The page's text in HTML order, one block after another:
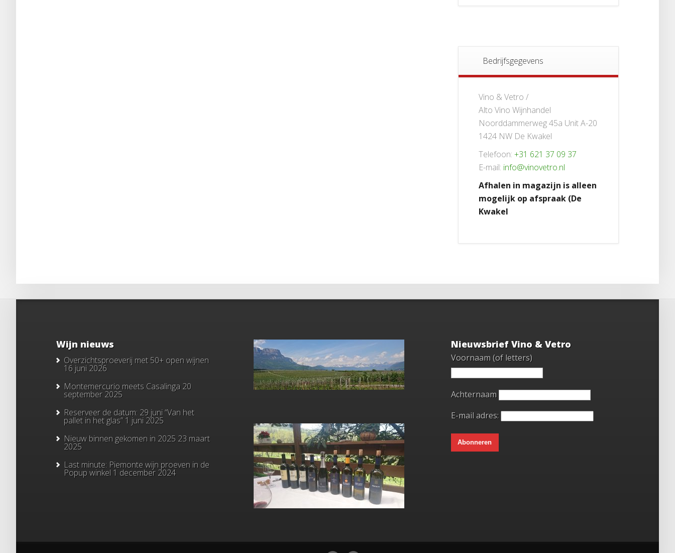
Bedrijfsgegevens
Vino & Vetro /
Alto Vino Wijnhandel
Noorddammerweg 45a Unit A-20
1424 NW De Kwakel
Telefoon: +31 621 37 09 37
E-mail: info@vinovetro.nl
Afhalen in magazijn is alleen
mogelijk op afspraak (De
Kwakel
Wijn nieuws
Overzichtsproeverij met 50+ open wijnen
16 juni 2026
Montemercurio meets Casalinga 20
september 2025
Reserveer de datum: 29 juni “Van het
pallet in het glas” 1 juni 2025
Nieuw binnen gekomen in 2025 23 maart
2025
Last minute: Piemonte wijn proeven in de
Popup winkel 1 december 2024
Nieuwsbrief Vino & Vetro
Voornaam (of letters)
Achternaam
E-mail adres: